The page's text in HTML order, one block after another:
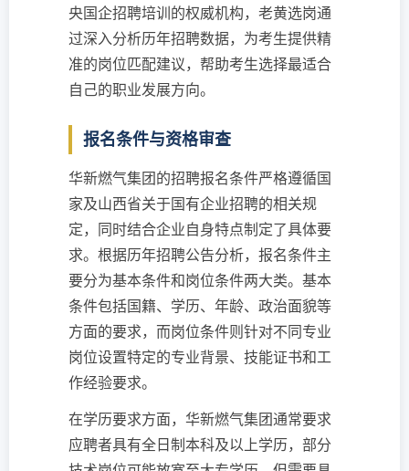
央国企招聘培训的权威机构，老黄选岗通
过深入分析历年招聘数据，为考生提供精
准的岗位匹配建议，帮助考生选择最适合
自己的职业发展方向。
报名条件与资格审查
华新燃气集团的招聘报名条件严格遵循国
家及山西省关于国有企业招聘的相关规
定，同时结合企业自身特点制定了具体要
求。根据历年招聘公告分析，报名条件主
要分为基本条件和岗位条件两大类。基本
条件包括国籍、学历、年龄、政治面貌等
方面的要求，而岗位条件则针对不同专业
岗位设置特定的专业背景、技能证书和工
作经验要求。
在学历要求方面，华新燃气集团通常要求
应聘者具有全日制本科及以上学历，部分